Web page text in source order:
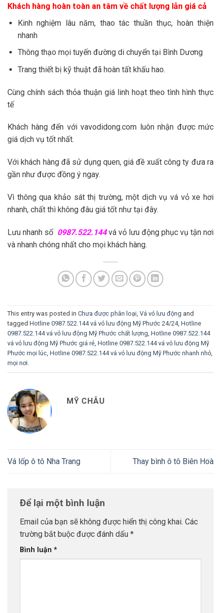
Khách hàng hoàn toàn an tâm về chất lượng lẫn giá cả
Kinh nghiệm lâu năm, thao tác thuần thục, hoàn thiện
nhanh
Thông thạo mọi tuyến đường di chuyển tại Bình Dương
Trang thiết bị kỹ thuật đã hoàn tất khấu hao.
Cùng chính sách thỏa thuận giá linh hoạt theo tình hình thực
tế
Khách hàng đến với vavodidong.com luôn nhận được mức
giá dịch vụ tốt nhất.
Với khách hàng đã sử dụng quen, giá đề xuất công ty đưa ra
gần như được đồng ý ngay.
Vì thông qua khảo sát thị trường, một dịch vụ vá vỏ xe hơi
nhanh, chất thì không đâu giá tốt như tại đây.
Lưu nhanh số 0987.522.144vá vỏ lưu động phục vụ tận nơi
và nhanh chóng nhất cho mọi khách hàng.
This entry was posted in Chưa được phân loại, Vá vỏ lưu động and
tagged Hotline 0987.522.144 vá vỏ lưu động Mỹ Phước 24/24, Hotline
0987.522.144 vá vỏ lưu động Mỹ Phước chất lượng, Hotline 0987.522.144
vá vỏ lưu động Mỹ Phước giá rẻ, Hotline 0987.522.144 vá vỏ lưu động Mỹ
Phước mọi lúc, Hotline 0987.522.144 vá vỏ lưu động Mỹ Phước nhanh nhỏ,
mọi nơi.
MỸ CHÂU
Vá lốp ô tô Nha Trang Thay bình ô tô Biên Hoà
Để lại một bình luận
Email của bạn sẽ không được hiển thị công khai. Các
trường bắt buộc được đánh dấu *
Bình luận *